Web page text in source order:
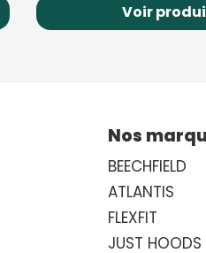
Voir
Nos
BEECHFIELD
ATLANTIS
FLEXFIT
JUST HOODS